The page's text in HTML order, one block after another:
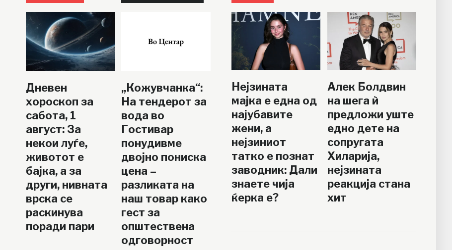
Дневен
хороскоп за
сабота, 1
август: За
некои луѓе,
животот е
бајка, а за
други, нивната
врска се
раскинува
поради пари
„Кожувчанка“:
На тендерот за
вода во
Гостивар
понудивме
двојно пониска
цена –
разликата на
наш товар како
гест за
општествена
одговорност
Нејзината
мајка е една од
најубавите
жени, а
нејзиниот
татко е познат
заводник: Дали
знаете чија
ќерка е?
Алек Болдвин
на шега ѝ
предложи уште
едно дете на
сопругата
Хиларија,
нејзината
реакција стана
хит